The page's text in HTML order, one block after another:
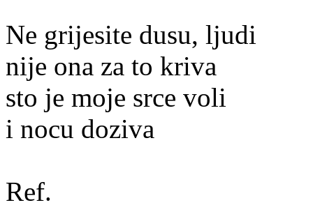
Ne grijesite dusu, ljudi
nije ona za to kriva
sto je moje srce voli
i nocu doziva
Ref.